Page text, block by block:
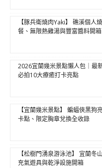
【豚兵衛燒肉Yaki】 礁溪個人
餐、無限熱雞湯與豐富醬料開箱
2026宜蘭幾米景點懶人包｜最
必拍10大療癒打卡亮點
【宜蘭幾米景點】 蝙蝠俠黑狗
卡點、限定胸章兌換全收錄
【松樹門湧泉游泳池】 宜蘭冬
充氣遊具與乾淨設施開箱